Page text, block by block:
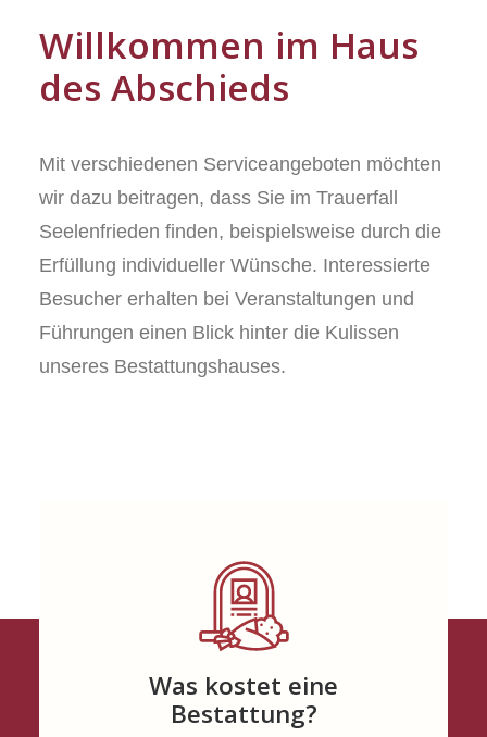
Willkommen im Haus
des Abschieds
Mit verschiedenen Serviceangeboten möchten
wir dazu beitragen, dass Sie im Trauerfall
Seelenfrieden finden, beispielsweise durch die
Erfüllung individueller Wünsche. Interessierte
Besucher erhalten bei Veranstaltungen und
Führungen einen Blick hinter die Kulissen
unseres Bestattungshauses.
Was kostet eine
Bestattung?